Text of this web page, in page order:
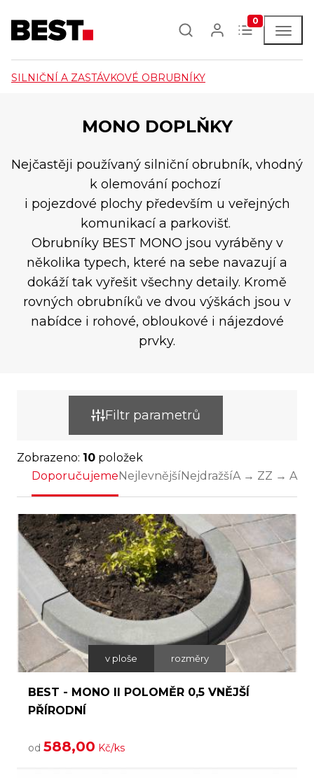
0
SILNIČNÍ A ZASTÁVKOVÉ OBRUBNÍKY
MONO DOPLŇKY
Nejčastěji používaný silniční obrubník, vhodný
k olemování pochozí
i pojezdové plochy především u veřejných
komunikací a parkovišť.
Obrubníky BEST MONO jsou vyráběny v
několika typech, které na sebe navazují a
dokáží tak vyřešit všechny detaily. Kromě
rovných obrubníků ve dvou výškách jsou v
nabídce i rohové, obloukové i nájezdové
prvky.
Filtr parametrů
Zobrazeno: 10 položek
DoporučujemeNejlevnějšíNejdražšíA → ZZ → A
v ploše rozměry
BEST - MONO II POLOMĚR 0,5 VNĚJŠÍ
PŘÍRODNÍ
od 588,00 Kč/ks